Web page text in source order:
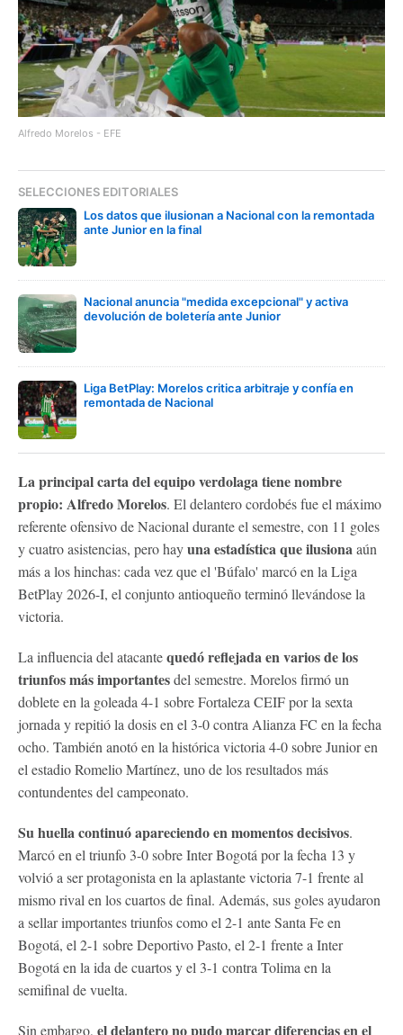
Alfredo Morelos - EFE
SELECCIONES EDITORIALES
Los datos que ilusionan a Nacional con la remontada
ante Junior en la final
Nacional anuncia "medida excepcional" y activa
devolución de boletería ante Junior
Liga BetPlay: Morelos critica arbitraje y confía en
remontada de Nacional
La principal carta del equipo verdolaga tiene nombre
propio: Alfredo Morelos. El delantero cordobés fue el máximo
referente ofensivo de Nacional durante el semestre, con 11 goles
y cuatro asistencias, pero hayuna estadística que ilusionaaún
más a los hinchas: cada vez que el 'Búfalo' marcó en la Liga
BetPlay 2026-I, el conjunto antioqueño terminó llevándose la
victoria.
La influencia del atacantequedó reflejada en varios de los
triunfos más importantesdel semestre. Morelos firmó un
doblete en la goleada 4-1 sobre Fortaleza CEIF por la sexta
jornada y repitió la dosis en el 3-0 contra Alianza FC en la fecha
ocho. También anotó en la histórica victoria 4-0 sobre Junior en
el estadio Romelio Martínez, uno de los resultados más
contundentes del campeonato.
Su huella continuó apareciendo en momentos decisivos.
Marcó en el triunfo 3-0 sobre Inter Bogotá por la fecha 13 y
volvió a ser protagonista en la aplastante victoria 7-1 frente al
mismo rival en los cuartos de final. Además, sus goles ayudaron
a sellar importantes triunfos como el 2-1 ante Santa Fe en
Bogotá, el 2-1 sobre Deportivo Pasto, el 2-1 frente a Inter
Bogotá en la ida de cuartos y el 3-1 contra Tolima en la
semifinal de vuelta.
Sin embargo, el delantero no pudo marcar diferencias en el